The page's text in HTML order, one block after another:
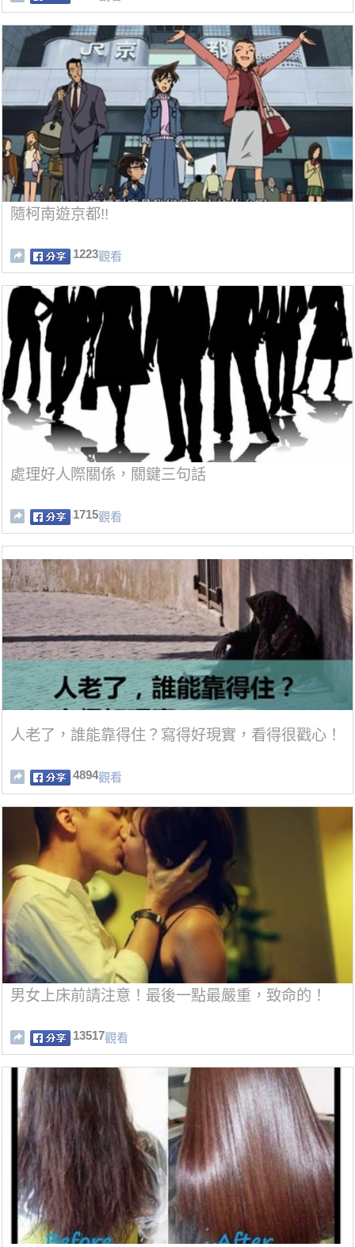
隨柯南遊京都!!
1223觀看
處理好人際關係，關鍵三句話
1715觀看
人老了，誰能靠得住？寫得好現實，看得很戳心！
4894觀看
男女上床前請注意！最後一點最嚴重，致命的！
13517觀看